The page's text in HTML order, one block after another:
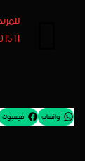
واتساب فيسبوك